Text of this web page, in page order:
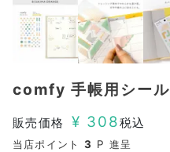
comfy 手帳用シール
販売価格 ¥ 308税込
当店ポイント 3 P 進呈